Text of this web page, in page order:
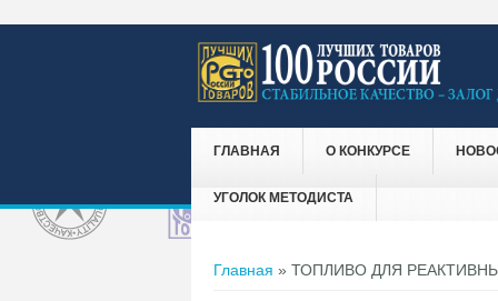
ГЛАВНАЯ О КОНКУРСЕ
УГОЛОК МЕТОДИСТА
Вы здесь
Главная » ТОПЛИВО ДЛЯ